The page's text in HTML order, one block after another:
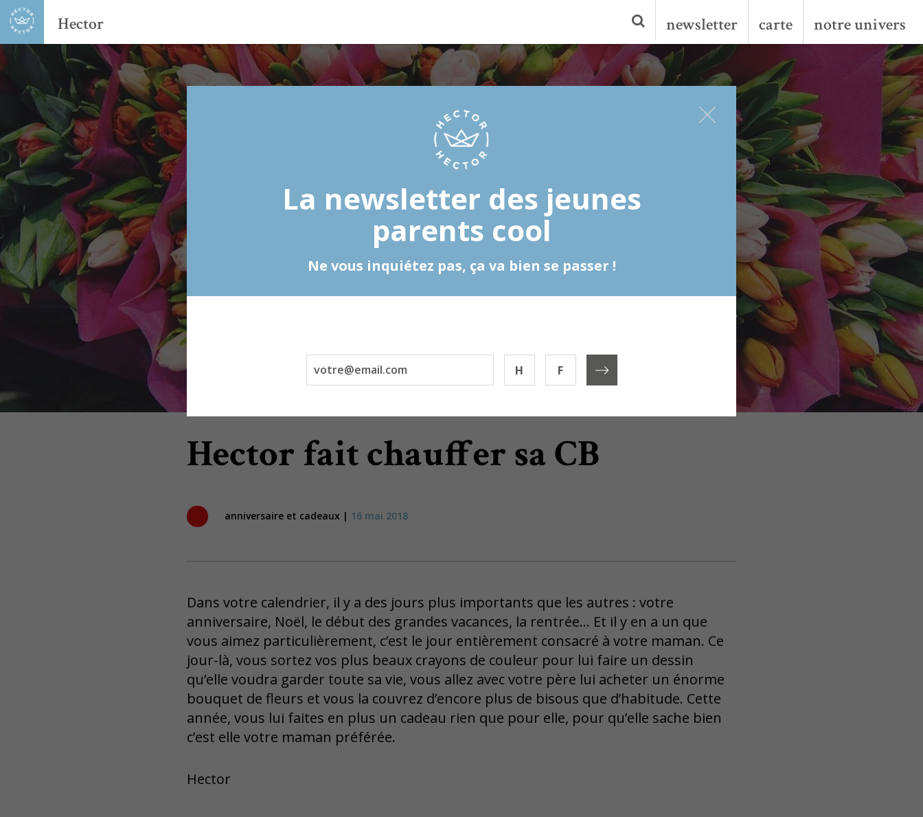
Hector newsletter carte notre univers
Hector fait chauffer sa CB
anniversaire et cadeaux | 16 mai 2018
Dans votre calendrier, il y a des jours plus importants que les autres : votre
anniversaire, Noël, le début des grandes vacances, la rentrée… Et il y en a un que
vous aimez particulièrement, c’est le jour entièrement consacré à votre maman. Ce
jour-là, vous sortez vos plus beaux crayons de couleur pour lui faire un dessin
qu’elle voudra garder toute sa vie, vous allez avec votre père lui acheter un énorme
bouquet de fleurs et vous la couvrez d’encore plus de bisous que d’habitude. Cette
année, vous lui faites en plus un cadeau rien que pour elle, pour qu’elle sache bien
c’est elle votre maman préférée.
Hector
La newsletter des jeunes
parents cool
Ne vous inquiétez pas, ça va bien se passer !
H F